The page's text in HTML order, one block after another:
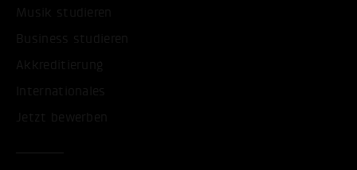
Musik studieren
Business studieren
Akkreditierung
Internationales
Jetzt bewerben